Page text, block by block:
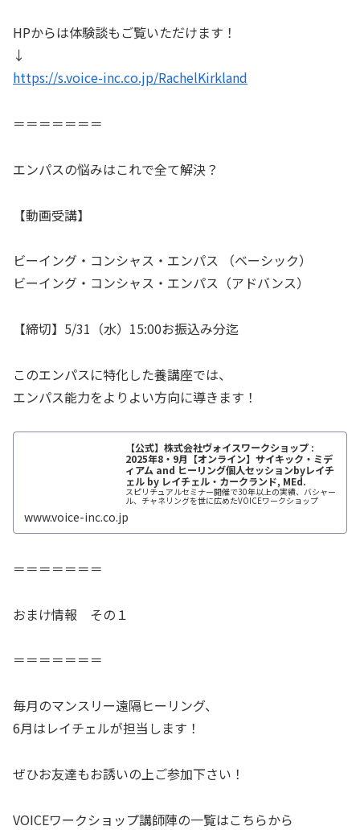
HPからは体験談もご覧いただけます！
↓
https://s.voice-inc.co.jp/RachelKirkland
＝＝＝＝＝＝＝
エンパスの悩みはこれで全て解決？
【動画受講】
ビーイング・コンシャス・エンパス （ベーシック）
ビーイング・コンシャス・エンパス（アドバンス）
【締切】5/31（水）15:00お振込み分迄
このエンパスに特化した養講座では、
エンパス能力をよりよい方向に導きます！
【公式】株式会社ヴォイスワークショップ :
2025年8・9月【オンライン】サイキック・ミデ
ィアム and ヒーリング個人セッションbyレイチ
ェル by レイチェル・カークランド, MEd.
スピリチュアルセミナー開催で30年以上の実績、バシャー
ル、チャネリングを世に広めたVOICEワークショップ
www.voice-inc.co.jp
＝＝＝＝＝＝＝
おまけ情報 その１
＝＝＝＝＝＝＝
毎月のマンスリー遠隔ヒーリング、
6月はレイチェルが担当します！
ぜひお友達もお誘いの上ご参加下さい！
VOICEワークショップ講師陣の一覧はこちらから